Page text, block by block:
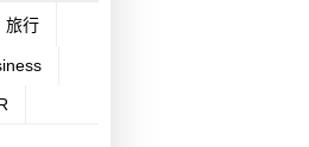
旅行